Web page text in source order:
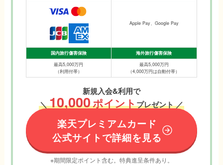
Apple Pay、Google Pay
国内旅行傷害保険
海外旅行傷害保険
最高5,000万円
（利用付帯）
最高5,000万円
（4,000万円は自動付帯）
新規入会&利用で
＼10,000ポイントプレゼント ／
楽天プレミアムカード
公式サイトで詳細を見る
※期間限定ポイント含む。特典進呈条件あり。